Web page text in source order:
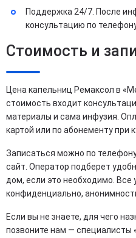
Поддержка 24/7. После
консультацию по
Стоимость и
Цена капельниц Ремаксол в
стоимость входит
материалы и сама инфузия.
картой или по абонементу при
Записаться можно по
сайт. Оператор подберет
дом, если это необходимо. Все
конфиденциально,
Если вы не знаете, для чего
позвоните нам — специалисты